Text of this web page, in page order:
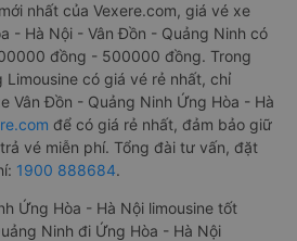
nhất của Vexere.com, giá vé xe
- Hà Nội - Vân Đồn - Quảng Ninh có
đồng - 500000 đồng. Trong
Limousine có giá vé rẻ nhất, chỉ
Vân Đồn - Quảng Ninh Ứng Hòa - Hà
để có giá rẻ nhất, đảm bảo giữ
vé miễn phí. Tổng đài tư vấn, đặt
1900 888684.
Ứng Hòa - Hà Nội limousine tốt
Ninh đi Ứng Hòa - Hà Nội